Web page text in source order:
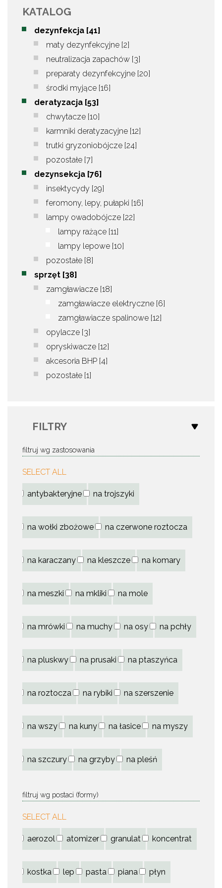
KATALOG
dezynfekcja [41]
maty dezynfekcyjne [2]
neutralizacja zapachów [3]
preparaty dezynfekcyjne [20]
środki myjące [16]
deratyzacja [53]
chwytacze [10]
karmniki deratyzacyjne [12]
trutki gryzoniobójcze [24]
pozostałe [7]
dezynsekcja [76]
insektycydy [29]
feromony, lepy, pułapki [16]
lampy owadobójcze [22]
lampy rażące [11]
lampy lepowe [10]
pozostałe [8]
sprzęt [38]
zamgławiacze [18]
zamgławiacze elektryczne [6]
zamgławiacze spalinowe [12]
opylacze [3]
opryskiwacze [12]
akcesoria BHP [4]
pozostałe [1]
FILTRY
filtruj wg zastosowania
SELECT ALL
antybakteryjne na trojszyki
na wołki zbożowe na czerwone roztocza
na karaczany na kleszcze na komary
na meszki na mkliki na mole
na mrówki na muchy na osy na pchły
na pluskwy na prusaki na ptaszyńca
na roztocza na rybiki na szerszenie
na wszy na kuny na łasice na myszy
na szczury na grzyby na pleśń
filtruj wg postaci (formy)
SELECT ALL
aerozol atomizer granulat koncentrat
kostka lep pasta piana płyn